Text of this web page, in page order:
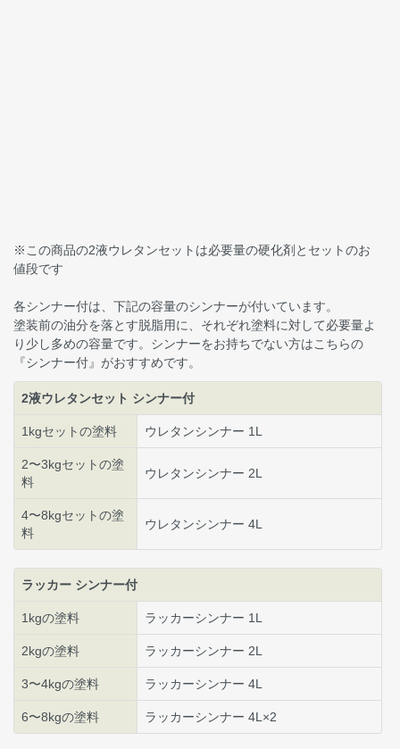
※この商品の2液ウレタンセットは必要量の硬化剤とセットのお
値段です
各シンナー付は、下記の容量のシンナーが付いています。
塗装前の油分を落とす脱脂用に、それぞれ塗料に対して必要量よ
り少し多めの容量です。シンナーをお持ちでない方はこちらの
『シンナー付』がおすすめです。
2液ウレタンセット シンナー付
1kgセットの塗料 ウレタンシンナー 1L
2〜3kgセットの塗
料
ウレタンシンナー 2L
4〜8kgセットの塗
料
ウレタンシンナー 4L
ラッカー シンナー付
1kgの塗料 ラッカーシンナー 1L
2kgの塗料 ラッカーシンナー 2L
3〜4kgの塗料 ラッカーシンナー 4L
6〜8kgの塗料 ラッカーシンナー 4L×2